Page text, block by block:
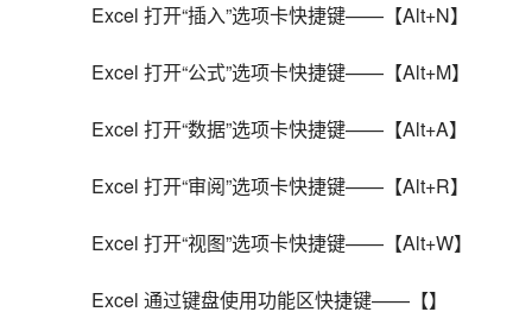
Excel 打开“插入”选项卡快捷键——【Alt+N】
Excel 打开“公式”选项卡快捷键——【Alt+M】
Excel 打开“数据”选项卡快捷键——【Alt+A】
Excel 打开“审阅”选项卡快捷键——【Alt+R】
Excel 打开“视图”选项卡快捷键——【Alt+W】
Excel 通过键盘使用功能区快捷键——【】